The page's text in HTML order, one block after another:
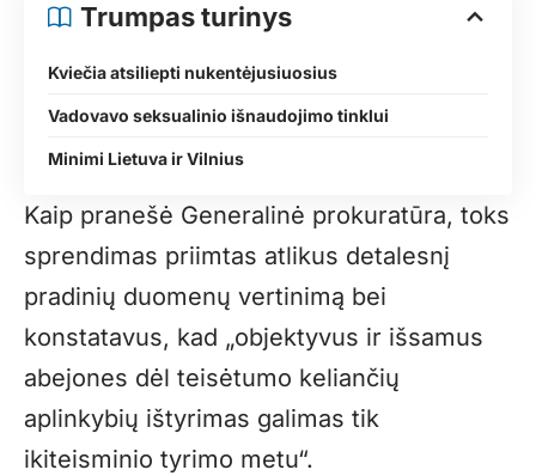
Trumpas turinys
Kviečia atsiliepti nukentėjusiuosius
Vadovavo seksualinio išnaudojimo tinklui
Minimi Lietuva ir Vilnius
Kaip pranešė Generalinė prokuratūra, toks
sprendimas priimtas atlikus detalesnį
pradinių duomenų vertinimą bei
konstatavus, kad „objektyvus ir išsamus
abejones dėl teisėtumo keliančių
aplinkybių ištyrimas galimas tik
ikiteisminio tyrimo metu“.